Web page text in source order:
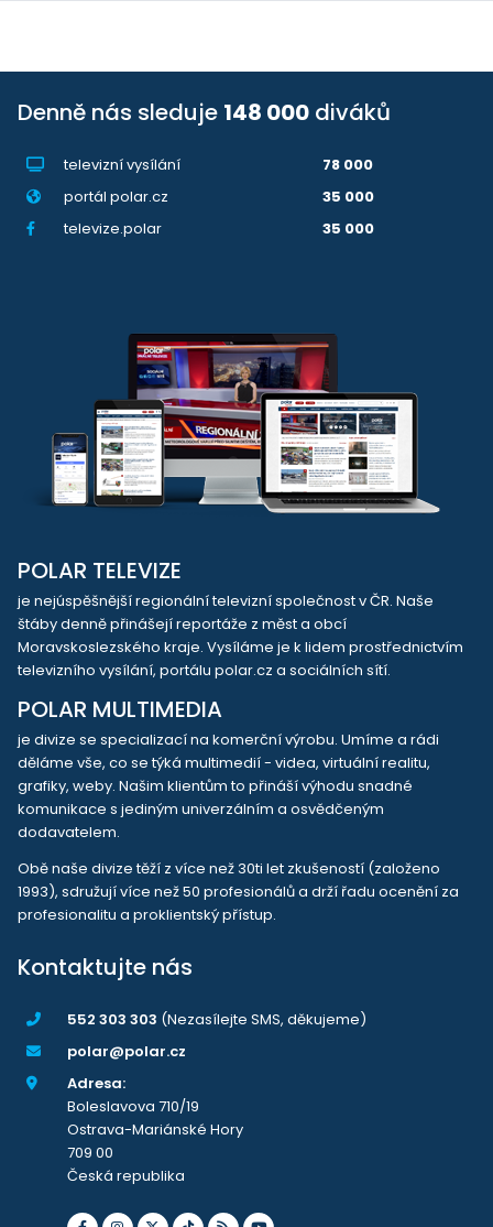
Denně nás sleduje 148 000 diváků
televizní vysílání
78 000
portál polar.cz
35 000
televize.polar
35 000
POLAR TELEVIZE
je nejúspěšnější regionální televizní společnost v ČR. Naše
štáby denně přinášejí reportáže z měst a obcí
Moravskoslezského kraje. Vysíláme je k lidem prostřednictvím
televizního vysílání, portálu polar.cz a sociálních sítí.
POLAR MULTIMEDIA
je divize se specializací na komerční výrobu. Umíme a rádi
děláme vše, co se týká multimedií - videa, virtuální realitu,
grafiky, weby. Našim klientům to přináší výhodu snadné
komunikace s jediným univerzálním a osvědčeným
dodavatelem.
Obě naše divize těží z více než 30ti let zkušeností (založeno
1993), sdružují více než 50 profesionálů a drží řadu ocenění za
profesionalitu a proklientský přístup.
Kontaktujte nás
552 303 303 (Nezasílejte SMS, děkujeme)
polar@polar.cz
Adresa:
Boleslavova 710/19
Ostrava-Mariánské Hory
709 00
Česká republika